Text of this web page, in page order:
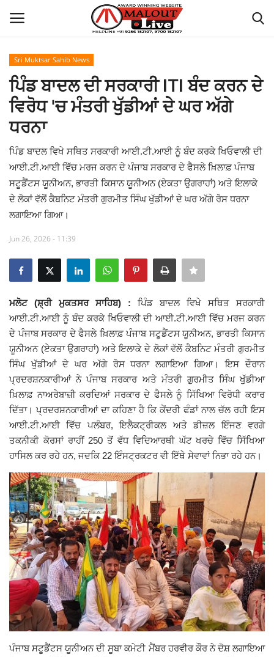
Home
How to Reach Malout
Privacy Policy
Malout News
History of Malout
Giddarbaha
Railway Time Table
Lambi
Sri Muktsar Sahib News
Punjab
Life & Style
Important
Contact Us
Sri Muktsar Sahib News
ਪਿੰਡ ਬਾਦਲ ਦੀ ਸਰਕਾਰੀ ITI ਬੰਦ ਕਰਨ ਦੇ
ਵਿਰੋਧ 'ਚ ਮੰਤਰੀ ਖੁੱਡੀਆਂ ਦੇ ਘਰ ਅੱਗੇ
ਧਰਨਾ
ਪਿੰਡ ਬਾਦਲ ਵਿਖੇ ਸਥਿਤ ਸਰਕਾਰੀ ਆਈ.ਟੀ.ਆਈ ਨੂੰ ਬੰਦ ਕਰਕੇ ਖਿਓਵਾਲੀ ਦੀ
ਆਈ.ਟੀ.ਆਈ ਵਿੱਚ ਮਰਜ ਕਰਨ ਦੇ ਪੰਜਾਬ ਸਰਕਾਰ ਦੇ ਫੈਸਲੇ ਖ਼ਿਲਾਫ਼ ਪੰਜਾਬ
ਸਟੂਡੈਂਟਸ ਯੂਨੀਅਨ, ਭਾਰਤੀ ਕਿਸਾਨ ਯੂਨੀਅਨ (ਏਕਤਾ ਉਗਰਾਹਾਂ) ਅਤੇ ਇਲਾਕੇ
ਦੇ ਲੋਕਾਂ ਵੱਲੋਂ ਕੈਬਨਿਟ ਮੰਤਰੀ ਗੁਰਮੀਤ ਸਿੰਘ ਖੁੱਡੀਆਂ ਦੇ ਘਰ ਅੱਗੇ ਰੋਸ ਧਰਨਾ
ਲਗਾਇਆ ਗਿਆ।
Jun 26, 2026 - 11:39
ਮਲੋਟ (ਸ਼੍ਰੀ ਮੁਕਤਸਰ ਸਾਹਿਬ) : ਪਿੰਡ ਬਾਦਲ ਵਿਖੇ ਸਥਿਤ ਸਰਕਾਰੀ
ਆਈ.ਟੀ.ਆਈ ਨੂੰ ਬੰਦ ਕਰਕੇ ਖਿਓਵਾਲੀ ਦੀ ਆਈ.ਟੀ.ਆਈ ਵਿੱਚ ਮਰਜ ਕਰਨ
ਦੇ ਪੰਜਾਬ ਸਰਕਾਰ ਦੇ ਫੈਸਲੇ ਖ਼ਿਲਾਫ਼ ਪੰਜਾਬ ਸਟੂਡੈਂਟਸ ਯੂਨੀਅਨ, ਭਾਰਤੀ ਕਿਸਾਨ
ਯੂਨੀਅਨ (ਏਕਤਾ ਉਗਰਾਹਾਂ) ਅਤੇ ਇਲਾਕੇ ਦੇ ਲੋਕਾਂ ਵੱਲੋਂ ਕੈਬਨਿਟ ਮੰਤਰੀ ਗੁਰਮੀਤ
ਸਿੰਘ ਖੁੱਡੀਆਂ ਦੇ ਘਰ ਅੱਗੇ ਰੋਸ ਧਰਨਾ ਲਗਾਇਆ ਗਿਆ। ਇਸ ਦੌਰਾਨ
ਪ੍ਰਦਰਸ਼ਨਕਾਰੀਆਂ ਨੇ ਪੰਜਾਬ ਸਰਕਾਰ ਅਤੇ ਮੰਤਰੀ ਗੁਰਮੀਤ ਸਿੰਘ ਖੁੱਡੀਆ
ਖ਼ਿਲਾਫ਼ ਨਾਅਰੇਬਾਜ਼ੀ ਕਰਦਿਆਂ ਸਰਕਾਰ ਦੇ ਫੈਸਲੇ ਨੂੰ ਸਿੱਖਿਆ ਵਿਰੋਧੀ ਕਰਾਰ
ਦਿੱਤਾ। ਪ੍ਰਦਰਸ਼ਨਕਾਰੀਆਂ ਦਾ ਕਹਿਣਾ ਹੈ ਕਿ ਕੇਂਦਰੀ ਫੰਡਾਂ ਨਾਲ ਚੱਲ ਰਹੀ ਇਸ
ਆਈ.ਟੀ.ਆਈ ਵਿੱਚ ਪਲੰਬਰ, ਇਲੈਕਟ੍ਰੀਕਲ ਅਤੇ ਡੀਜ਼ਲ ਇੰਜਣ ਵਰਗੇ
ਤਕਨੀਕੀ ਕੋਰਸਾਂ ਰਾਹੀਂ 250 ਤੋਂ ਵੱਧ ਵਿਦਿਆਰਥੀ ਘੱਟ ਖਰਚੇ ਵਿੱਚ ਸਿੱਖਿਆ
ਹਾਸਿਲ ਕਰ ਰਹੇ ਹਨ, ਜਦਕਿ 22 ਇੰਸਟ੍ਰਕਟਰ ਵੀ ਇੱਥੇ ਸੇਵਾਵਾਂ ਨਿਭਾ ਰਹੇ ਹਨ।
ਪੰਜਾਬ ਸਟੂਡੈਂਟਸ ਯੂਨੀਅਨ ਦੀ ਸੂਬਾ ਕਮੇਟੀ ਮੈਂਬਰ ਹਰਵੀਰ ਕੌਰ ਨੇ ਦੋਸ਼ ਲਗਾਇਆ